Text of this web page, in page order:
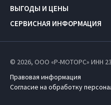
ВЫГОДЫ И ЦЕНЫ
СЕРВИСНАЯ ИНФОРМАЦИЯ
© 2026, ООО «Р-МОТОРС» ИНН
Правовая информация
Согласие на обработку